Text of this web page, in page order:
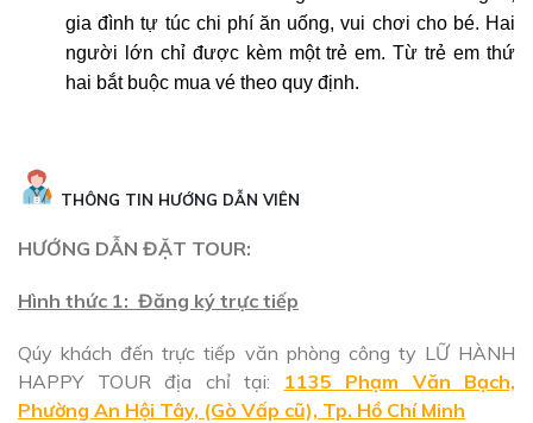
gia đình tự túc chi phí ăn uống, vui chơi cho bé. Hai
người lớn chỉ được kèm một trẻ em. Từ trẻ em thứ
hai bắt buộc mua vé theo quy định.
THÔNG TIN HƯỚNG DẪN VIÊN
HƯỚNG DẪN ĐẶT TOUR:
Hình thức 1: Đăng ký trực tiếp
Qúy khách đến trực tiếp văn phòng công ty LỮ HÀNH
HAPPY TOUR địa chỉ tại: 1135 Phạm Văn Bạch,
Phường An Hội Tây, (Gò Vấp cũ), Tp. Hồ Chí Minh